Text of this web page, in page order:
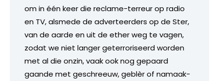
om in één keer die reclame-terreur op radio
en TV, alsmede de adverteerders op de Ster,
van de aarde en uit de ether weg te vagen,
zodat we niet langer geterroriseerd worden
met al die onzin, vaak ook nog gepaard
gaande met geschreeuw, geblèr of namaak-